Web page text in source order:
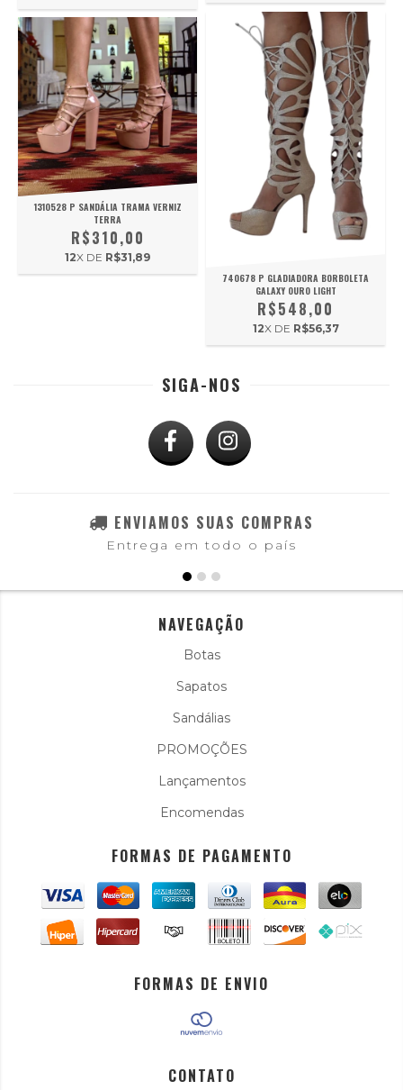
1310528 P SANDÁLIA TRAMA VERNIZ
TERRA
R$310,00
12X DE R$31,89
740678 P GLADIADORA BORBOLETA
GALAXY OURO LIGHT
R$548,00
12X DE R$56,37
SIGA-NOS
ENVIAMOS SUAS COMPRAS
Entrega em todo o país
NAVEGAÇÃO
Botas
Sapatos
Sandálias
PROMOÇÕES
Lançamentos
Encomendas
FORMAS DE PAGAMENTO
FORMAS DE ENVIO
CONTATO